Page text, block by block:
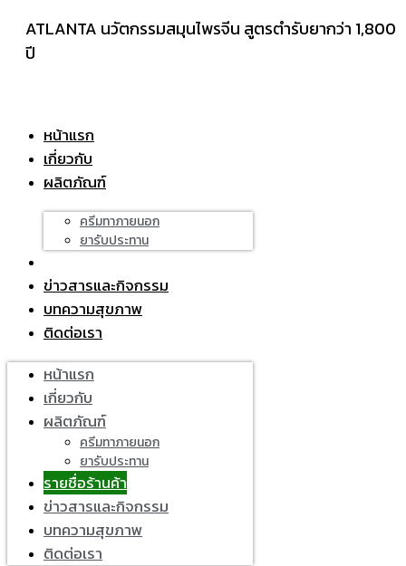
ATLANTA นวัตกรรมสมุนไพรจีน สูตรตำรับยากว่า 1,800
ปี
หน้าแรก
เกี่ยวกับ
ผลิตภัณฑ์
ครีมทาภายนอก
ยารับประทาน
ข่าวสารและกิจกรรม
บทความสุขภาพ
ติดต่อเรา
หน้าแรก
เกี่ยวกับ
ผลิตภัณฑ์
ครีมทาภายนอก
ยารับประทาน
รายชื่อร้านค้า
ข่าวสารและกิจกรรม
บทความสุขภาพ
ติดต่อเรา